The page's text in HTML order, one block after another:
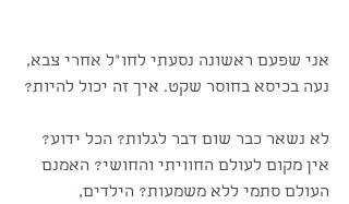
אני שפעם ראשונה נסעתי לחו״ל אחרי צבא,
נעה בכיסא בחוסר שקט. איך זה יכול להיות?
לא נשאר כבר שום דבר לגלות? הכל ידוע?
אין מקום לעולם החוויתי והחושי? האמנם
העולם סתמי ללא משמעות? הילדים,